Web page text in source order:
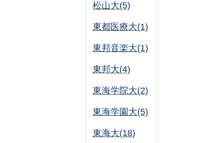
松山大(5)
東都医療大(1)
東邦音楽大(1)
東邦大(4)
東海学院大(2)
東海学園大(5)
東海大(18)